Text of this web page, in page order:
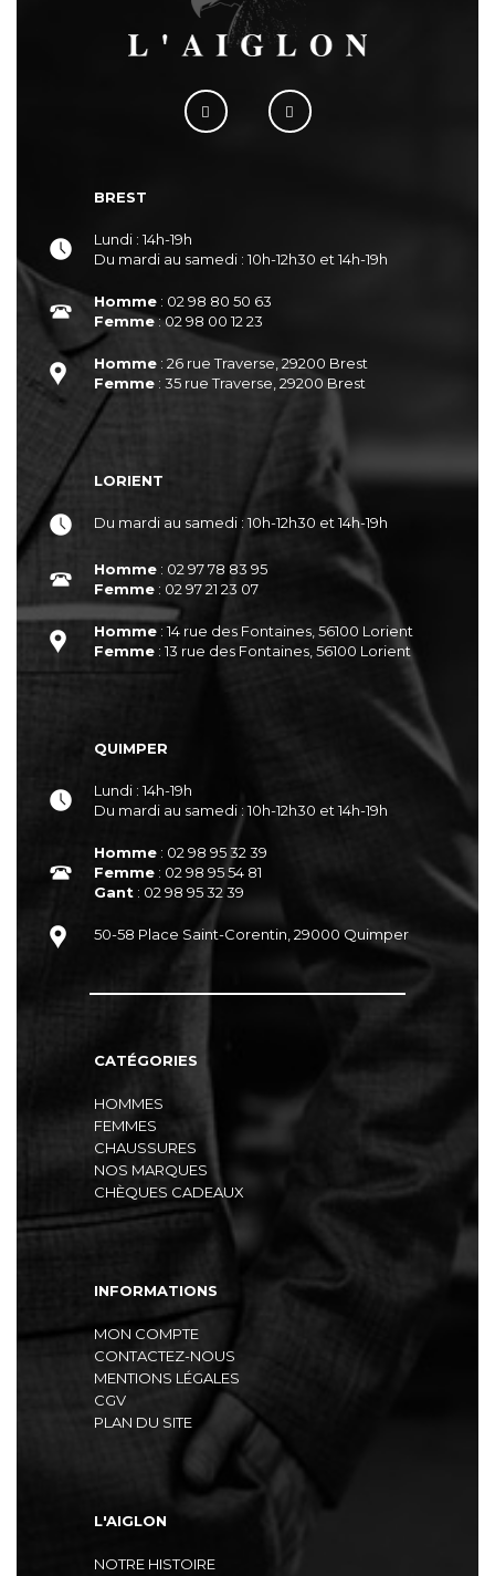
BREST
Lundi : 14h-19h
Du mardi au samedi : 10h-12h30 et 14h-19h
Homme : 02 98 80 50 63
Femme: 02 98 00 12 23
Homme : 26 rue Traverse, 29200 Brest
Femme : 35 rue Traverse, 29200 Brest
LORIENT
Du mardi au samedi : 10h-12h30 et 14h-19h
Homme : 02 97 78 83 95
Femme : 02 97 21 23 07
Homme : 14 rue des Fontaines, 56100 Lorient
Femme : 13 rue des Fontaines, 56100 Lorient
QUIMPER
Lundi : 14h-19h
Du mardi au samedi : 10h-12h30 et 14h-19h
Homme : 02 98 95 32 39
Femme : 02 98 95 54 81
Gant : 02 98 95 32 39
50-58 Place Saint-Corentin, 29000 Quimper
CATÉGORIES
HOMMES
FEMMES
CHAUSSURES
NOS MARQUES
CHÈQUES CADEAUX
INFORMATIONS
MON COMPTE
CONTACTEZ-NOUS
MENTIONS LÉGALES
CGV
PLAN DU SITE
L'AIGLON
NOTRE HISTOIRE